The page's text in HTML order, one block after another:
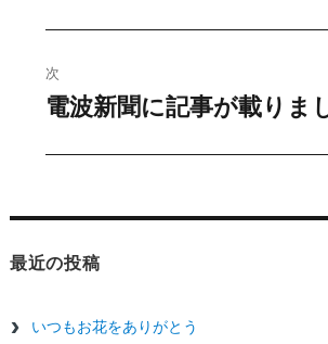
ナ
ビ
ゲ
ー
ョ
投
稿:
次
次
電波新聞に記事が載りま
最近の投稿
いつもお花をありがとう